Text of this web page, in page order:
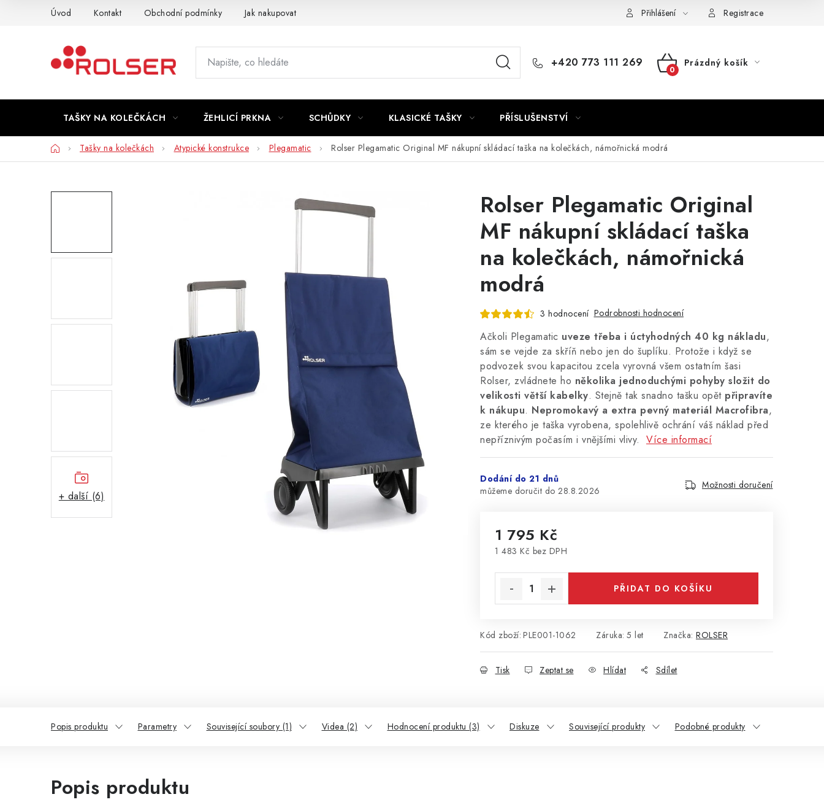
Úvod Kontakt Obchodní podmínky Jak nakupovat Přihlášení Registrace
+420 773 111 269
NÁKUPNÍ
Prázdný košík
TAŠKY NA KOLEČKÁCH ŽEHLICÍ PRKNA SCHŮDKY KLASICKÉ TAŠKY PŘÍSLUŠENSTVÍ
DomůTašky na kolečkách Atypické konstrukce Plegamatic Rolser Plegamatic Original MF nákupní skládací taška na kolečkách, námořnická modrá
+ další (6)
Rolser Plegamatic Original
MF nákupní skládací taška
na kolečkách, námořnická
modrá
3 hodnocení Podrobnosti hodnocení
Ačkoli Plegamatic uveze třeba i úctyhodných 40 kg nákladu,
sám se vejde za skříň nebo jen do šuplíku. Protože i když se
podvozek svou kapacitou zcela vyrovná všem ostatním šasi
Rolser, zvládnete ho několika jednoduchými pohyby složit do
velikosti větší kabelky. Stejně tak snadno tašku opět připravíte
k nákupu. Nepromokavý a extra pevný materiál Macrofibra,
ze kterého je taška vyrobena, spolehlivě ochrání váš náklad před
nepříznivým počasím i vnějšími vlivy. Více informací
Dodání do 21 dnů
28.8.2026
Možnosti doručení
1 795 Kč
1 483 Kč bez DPH
PŘIDAT DO KOŠÍKU
Kód zboží: PLE001-1062 Záruka: 5 let Značka: ROLSER
Tisk Zeptat se Hlídat Sdílet
Popis produktu Parametry Související soubory (1) Videa (2) Hodnocení produktu (3) Diskuze Související produkty Podobné produkty
Popis produktu